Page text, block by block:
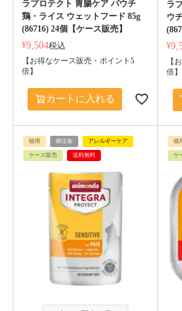
ラプロテクト 胃腸ケア パウチ
鶏・ライス ウェットフード 85g
(86716) 24個【ケース販売】
¥9,504税込
【お得なケース販売・ポイント5
倍】
カートに入れる
ラ
ウ
¥
【
倍】
猫用 療法食 アレルギーケア
ケース販売 送料無料
猫
ケ